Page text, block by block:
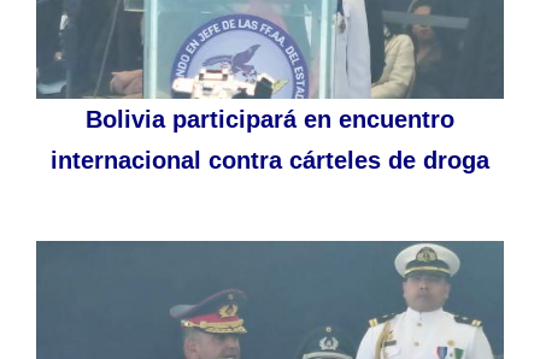
Bolivia participará en encuentro
internacional contra cárteles de droga